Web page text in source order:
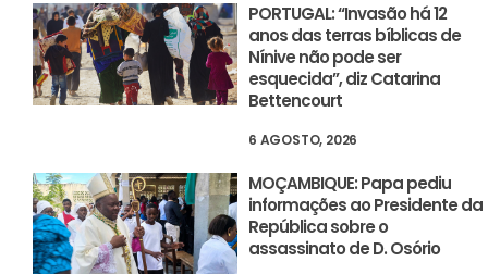
PORTUGAL: “Invasão há 12
anos das terras bíblicas de
Nínive não pode ser
esquecida”, diz Catarina
Bettencourt
6 AGOSTO, 2026
MOÇAMBIQUE: Papa pediu
informações ao Presidente da
República sobre o
assassinato de D. Osório